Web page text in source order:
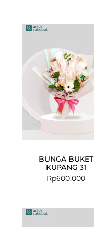
BUNGA BUKET
KUPANG 31
Rp600.000